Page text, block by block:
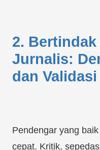
2.
Jurnalis:
dan
Pendengar yang
cepat. Kritik,